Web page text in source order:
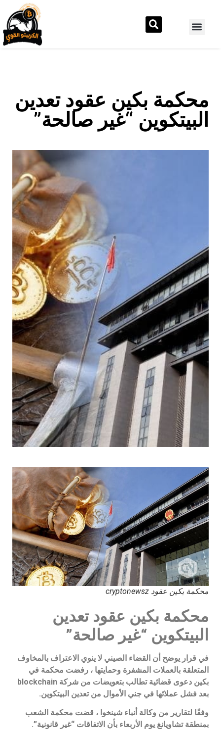
محكمة بكين عقود تعدين
البيتكوين “غير صالحة”
محكمة بكين عقود cryptonewsz
محكمة بكين عقود تعدين
البيتكوين “غير صالحة”
في قرار يوضح أن القضاء الصيني لا ينوي الاعتراف بالمخاوف
المتعلقة بالعملات المشفرة وحمايتها ، رفضت محكمة في
بكين دعوى قضائية تطالب بتعويضات من شركة blockchain
بعد فشل عملائها في جني الأموال من تعدين البيتكوين.
وفقًا لتقارير من وكالة أنباء شينخوا ، قضت محكمة الشعب
بمنطقة تشاويانغ يوم الأربعاء بأن الاتفاقات “غير قانونية”.